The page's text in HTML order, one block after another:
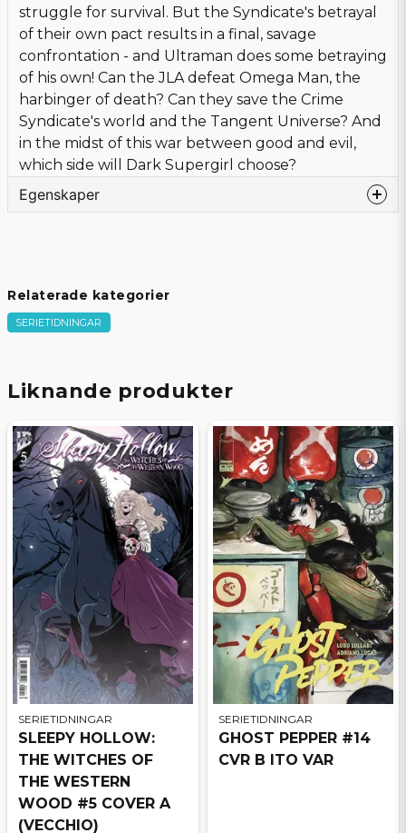
struggle for survival. But the Syndicate's betrayal
of their own pact results in a final, savage
confrontation - and Ultraman does some betraying
of his own! Can the JLA defeat Omega Man, the
harbinger of death? Can they save the Crime
Syndicate's world and the Tangent Universe? And
in the midst of this war between good and evil,
which side will Dark Supergirl choose?
Egenskaper
Relaterade kategorier
SERIETIDNINGAR
Liknande produkter
SERIETIDNINGAR
SLEEPY HOLLOW:
THE WITCHES OF
THE WESTERN
WOOD #5 COVER A
(VECCHIO)
SERIETIDNINGAR
GHOST PEPPER #14
CVR B ITO VAR